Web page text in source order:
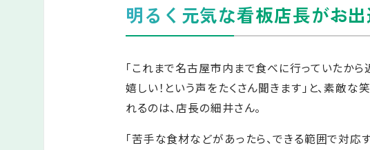
明るく元気な看板店長がお
「これまで名古屋市内まで食べに行っていたから
嬉しい！という声をたくさん聞きます」と、素敵な
れるのは、店長の細井さん。
「苦手な食材などがあったら、できる範囲で対応